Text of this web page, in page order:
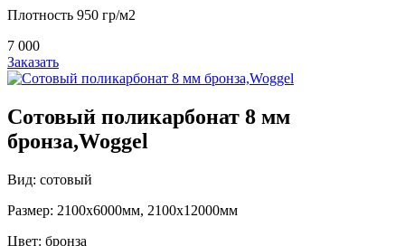
Плотность 950 гр/м2
7 000
Заказать
Сотовый поликарбонат 8 мм
бронза,Woggel
Вид: сотовый
Размер: 2100х6000мм, 2100х12000мм
Цвет: бронза